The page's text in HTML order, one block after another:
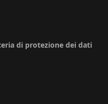
di protezione dei dati